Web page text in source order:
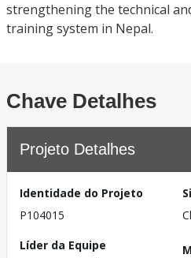
strengthening the technical
training system in Nepal.
Chave Detalhes
Projeto Detalhes
Identidade do Projeto
P104015
Líder da Equipe